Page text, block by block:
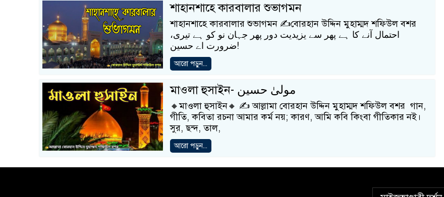
শাহানশাহে কারবালার শুভাগমন
শাহানশাহে কারবালার শুভাগমন ✍️বোরহান উদ্দিন মুহাম্মদ শফিউল বশর
،احتمال آنے کا ہے پھر سے یزیدیت دور پھر جہان نو کو ہے تیری
ضرورت اے حسین!
আরো পড়ুন...
মাওলা হুসাইন- مولیٰ حسین
🔸মাওলা হুসাইন🔸 ✍️ আল্লামা বোরহান উদ্দিন মুহাম্মদ শফিউল বশর গান,
গীতি, কবিতা রচনা আমার কর্ম নয়; কারণ, আমি কবি কিংবা গীতিকার নই।
সুর, ছন্দ, তাল,
আরো পড়ুন...